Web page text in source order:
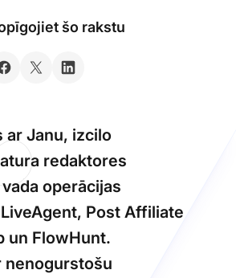
šo rakstu
ar Janu, izcilo
redaktores
operācijas
Post Affiliate
un FlowHunt.
nenogurstošu